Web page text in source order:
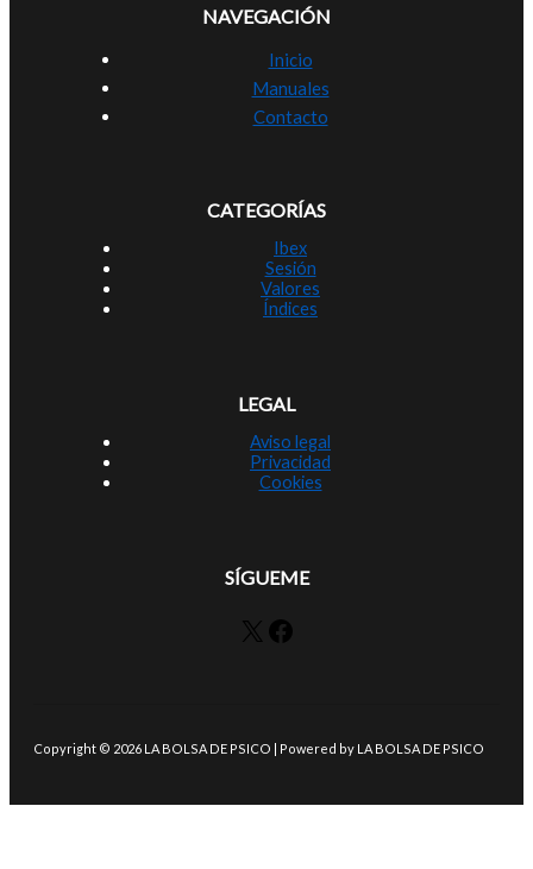
NAVEGACIÓN
Inicio
Manuales
Contacto
CATEGORÍAS
Ibex
Sesión
Valores
Índices
LEGAL
Aviso legal
Privacidad
Cookies
SÍGUEME
X Facebook
Copyright © 2026 LA BOLSA DE PSICO | Powered by LA BOLSA DE PSICO